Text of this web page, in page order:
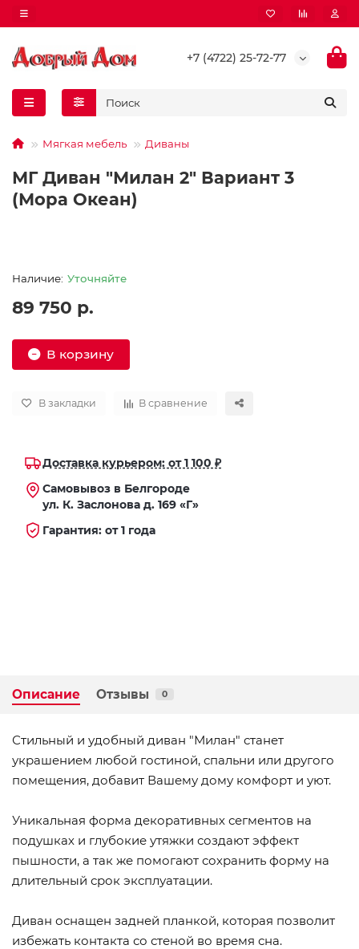
+7 (4722) 25-72-77
Мягкая мебель Диваны
МГ Диван "Милан 2" Вариант 3
(Мора Океан)
Уточняйте
89 750 р.
В корзину
В закладки В сравнение
Доставка курьером: от 1 100 ₽
Самовывоз в Белгороде
ул. К. Заслонова д. 169 «Г»
Гарантия: от 1 года
Описание Отзывы 0
Стильный и удобный диван "Милан" станет
украшением любой гостиной, спальни или другого
помещения, добавит Вашему дому комфорт и уют.
Уникальная форма декоративных сегментов на
подушках и глубокие утяжки создают эффект
пышности, а так же помогают сохранить форму на
длительный срок эксплуатации.
Диван оснащен задней планкой, которая позволит
избежать контакта со стеной во время сна.